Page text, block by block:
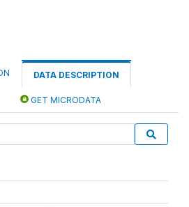
DATA DESCRIPTION
GET MICRODATA